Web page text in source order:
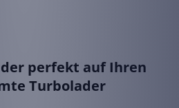
der perfekt auf Ihren
Turbolader